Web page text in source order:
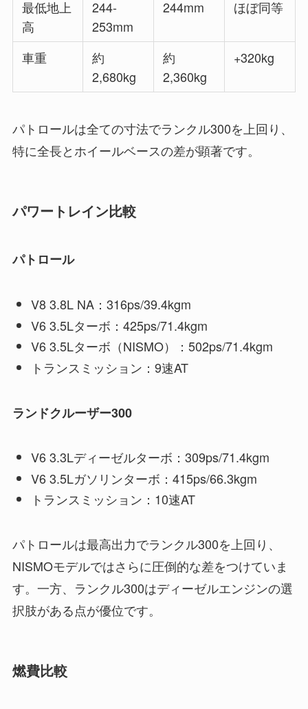
最低地上
高
244-
253mm
244mm ほぼ同等
車重
約
2,680kg
約
2,360kg
+320kg
パトロールは全ての寸法でランクル300を上回り、
特に全長とホイールベースの差が顕著です。
パワートレイン比較
パトロール
V8 3.8L NA：316ps/39.4kgm
V6 3.5Lターボ：425ps/71.4kgm
V6 3.5Lターボ（NISMO）：502ps/71.4kgm
トランスミッション：9速AT
ランドクルーザー300
V6 3.3Lディーゼルターボ：309ps/71.4kgm
V6 3.5Lガソリンターボ：415ps/66.3kgm
トランスミッション：10速AT
パトロールは最高出力でランクル300を上回り、
NISMOモデルではさらに圧倒的な差をつけていま
す。一方、ランクル300はディーゼルエンジンの選
択肢がある点が優位です。
燃費比較